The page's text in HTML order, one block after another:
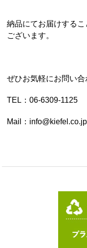
納品にてお届けする
ございます。
ぜひお気軽にお問い合
TEL：06-6309-1125
Mail：